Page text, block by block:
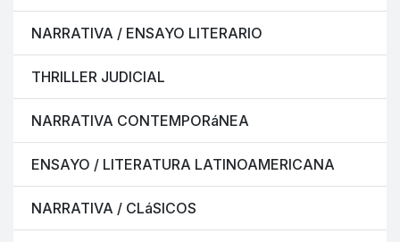
NARRATIVA / ENSAYO LITERARIO
THRILLER JUDICIAL
NARRATIVA CONTEMPORáNEA
ENSAYO / LITERATURA LATINOAMERICANA
NARRATIVA / CLáSICOS